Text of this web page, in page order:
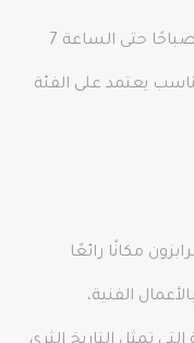
“يعمل المتحف يوميا من الساعة 8:30 صباحًا حتى الساعة 7
يعتمد على الفئة
مكانًا رائعًا
الفنية،